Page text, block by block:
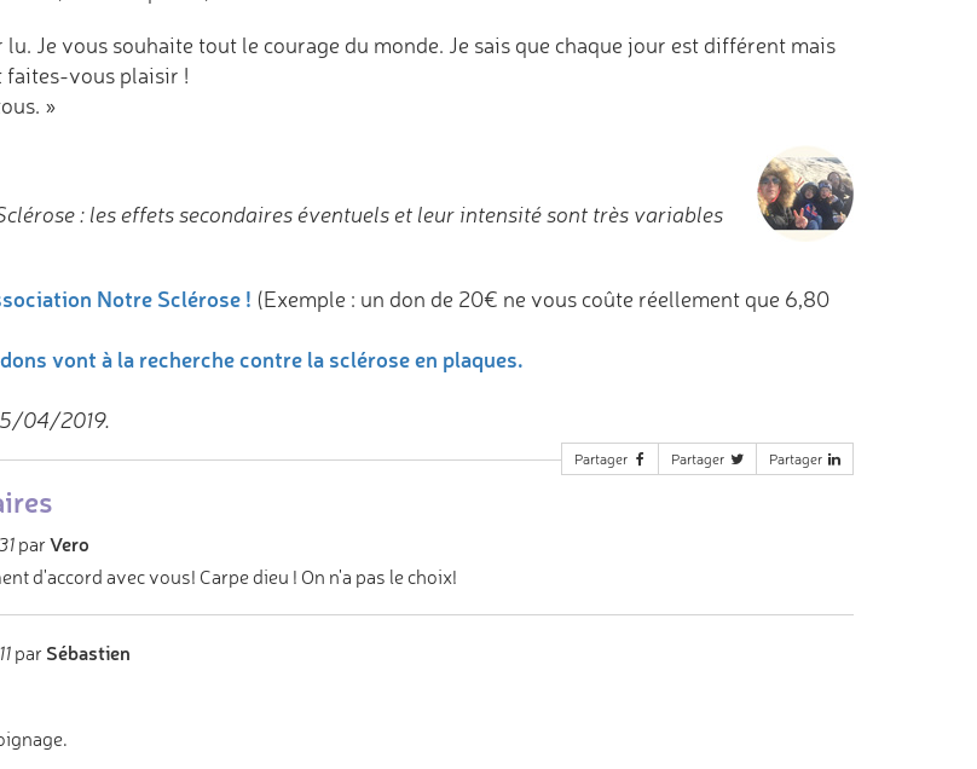
lu. Je vous souhaite tout le courage du monde. Je sais que chaque jour est différent mais
faites-vous plaisir !
»
: les effets secondaires éventuels et leur intensité sont très variables
Notre Sclérose ! (Exemple : un don de 20€ ne vous coûte réellement que 6,80
vont à la recherche contre la sclérose en plaques.
04/2019.
Partager Partager Partager
par Vero
d'accord avec vous! Carpe dieu ! On n'a pas le choix!
par Sébastien